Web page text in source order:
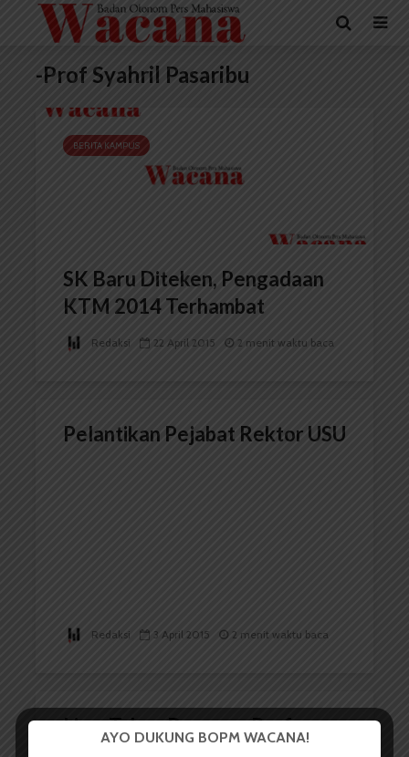
-Prof Syahril Pasaribu
BERITA KAMPUS
SK Baru Diteken, Pengadaan
KTM 2014 Terhambat
Redaksi 22 April 2015 2 menit waktu baca
Pelantikan Pejabat Rektor USU
Redaksi 3 April 2015 2 menit waktu baca
Lima Tahun Bersama Prof
AYO DUKUNG BOPM WACANA!